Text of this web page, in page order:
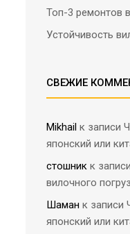
Топ-3 ремонтов
Устойчивость
СВЕЖИЕ
Mikhail к записи
японский или
стошник к записи
вилочного
Шаман к записи
японский или